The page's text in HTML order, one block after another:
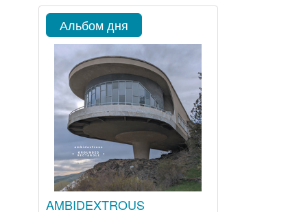
Альбом дня
AMBIDEXTROUS